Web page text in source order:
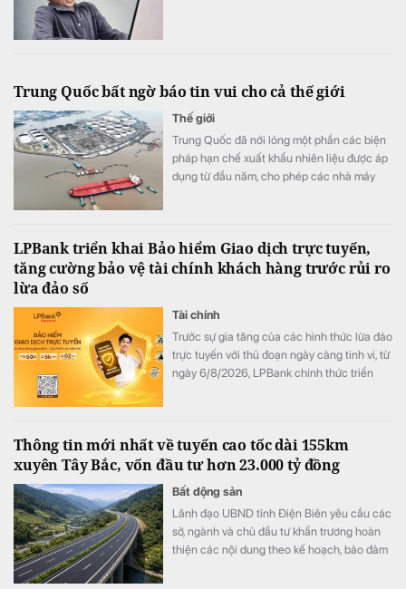
Trung Quốc bất ngờ báo tin vui cho cả thế giới
Thế giới
Trung Quốc đã nới lỏng một phần các biện
pháp hạn chế xuất khẩu nhiên liệu được áp
dụng từ đầu năm, cho phép các nhà máy
LPBank triển khai Bảo hiểm Giao dịch trực tuyến,
tăng cường bảo vệ tài chính khách hàng trước rủi ro
lừa đảo số
Tài chính
Trước sự gia tăng của các hình thức lừa đảo
trực tuyến với thủ đoạn ngày càng tinh vi, từ
ngày 6/8/2026, LPBank chính thức triển
thiểu tổn thất tài chính từ các giao dịch trực
tuyến trái phép, đồng thời hỗ trợ khôi phục
đánh cắp, góp phần mang đến trải nghiệm
giao dịch số an toàn và an tâm hơn.
Thông tin mới nhất về tuyến cao tốc dài 155km
xuyên Tây Bắc, vốn đầu tư hơn 23.000 tỷ đồng
Bất động sản
Lãnh đạo UBND tỉnh Điện Biên yêu cầu các
sở, ngành và chủ đầu tư khẩn trương hoàn
thiện các nội dung theo kế hoạch, bảo đảm